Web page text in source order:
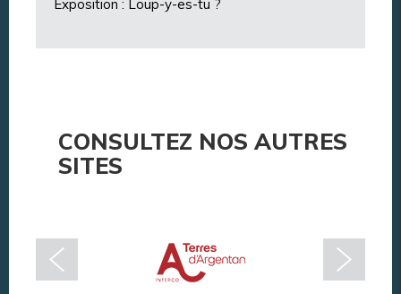
Exposition : Loup-y-es-tu ?
CONSULTEZ NOS AUTRES
SITES